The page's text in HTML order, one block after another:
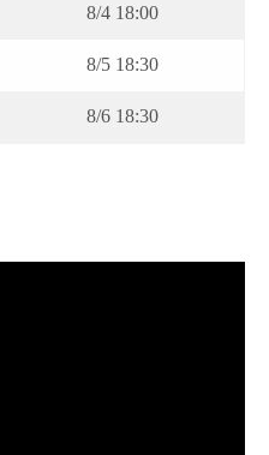
8/4 18:00
8/5 18:30
8/6 18:30